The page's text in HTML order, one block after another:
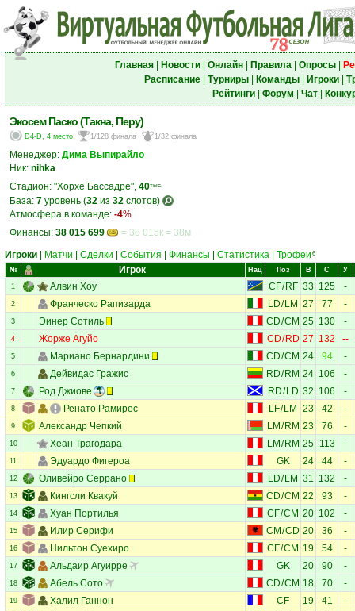
Главная| Новости| Онлайн| Правила| Опросы|
Расписание| Турниры| Команды| Игроки|
Рейтинги| Форум Чат|
Экосем Паско (Такна, Перу)
D4-D, 4 место 1/128 финала 1/32 финала
Менеджер: Дима Выпирайло
Ник: nihka
Стадион: "Хорхе Бассадре", 40тыс.
База: 7 уровень (32 из 32 слотов)
Атмосфера в команде: -4%
Финансы: 38 015 699
= 38 015к = 38м
Игроки
Матчи Сделки События Финансы Статистика Трофеи 6
№ Игрок Нац Поз В С У
1 Алвин Хоу CF/RF 33 125 -
2 Франческо Рапизарда LD/ LM 27 77 -
3 Эинер Сотиль CD/CM 25 130 -
4 Жорже Агуйо CD/RD 27 132 --
5 Мариано Бернардини CD/CM 24 94 -
6 Дейвидас Гражис RD/ RM 24 106 -
7 Род Джиове RD/LD 32 106 -
8 Ренато Рамирес LF/ LM 23 42 -
9 Александр Чепкий LM /RM 23 76 -
10 Хеан Трагодара LM /RM 25 113 -
11 Эдуардо Фигероа GK 24 44 -
12 Оливейро Серрано LD/ LM 31 132 -
13 Кингсли Квакуй CD/CM 22 93 -
14 Хуан Портилья CF/CM 20 102 -
15 Илир Серифи CM /CD 20 36 -
16 Нильтон Суехиро CF/CM 19 54 -
17 Альдаир Агуирре GK 20 90 -
18 Абель Сото CD/CM 18 70 -
19 Халил Ганнон CF 19 41 -